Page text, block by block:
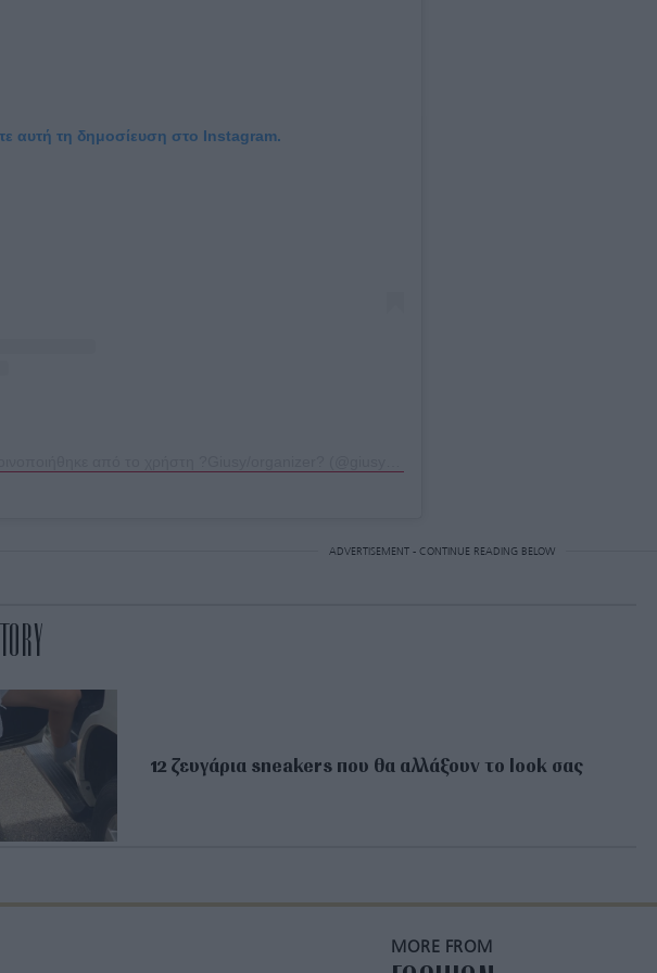
αυτή τη δημοσίευση στο Instagram.
ADVERTISEMENT - CONTINUE READING BELOW
12 ζευγάρια sneakers που θα αλλάξουν το look σας
MORE FROM